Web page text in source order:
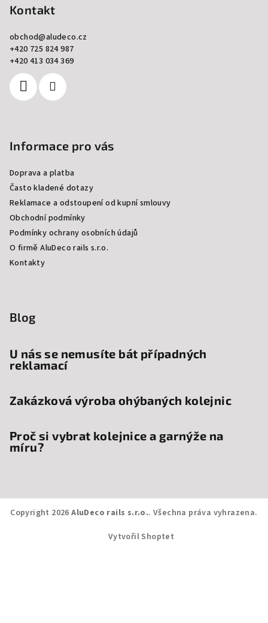
Kontakt
obchod@aludeco.cz
+420 725 824 987
+420 413 034 369
Informace pro vás
Doprava a platba
Často kladené dotazy
Reklamace a odstoupení od kupní smlouvy
Obchodní podmínky
Podmínky ochrany osobních údajů
O firmě AluDeco rails s.r.o.
Kontakty
Blog
U nás se nemusíte bát případných
reklamací
Zakázková výroba ohýbaných kolejnic
Proč si vybrat kolejnice a garnýže na
míru?
Copyright 2026AluDeco rails s.r.o.. Všechna práva vyhrazena.
Vytvořil Shoptet